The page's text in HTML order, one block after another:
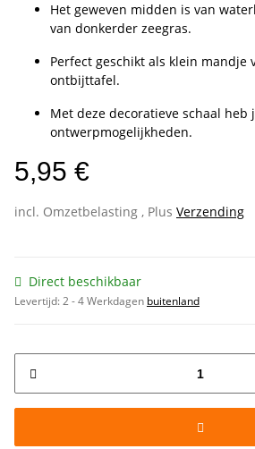
Het geweven midden is van
van donkerder zeegras.
Perfect geschikt als klein mandje
ontbijttafel.
Met deze decoratieve schaal heb
ontwerpmogelijkheden.
5,95 €
incl. Omzetbelasting , Plus Verzending
Direct beschikbaar
Levertijd:2 - 4 Werkdagen buitenland